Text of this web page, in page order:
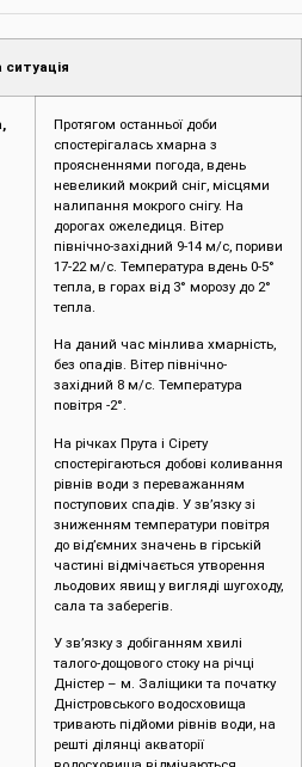
ситуація
Протягом останньої доби
спостерігалась хмарна з
проясненнями погода, вдень
невеликий мокрий сніг, місцями
налипання мокрого снігу. На
дорогах ожеледиця. Вітер
північно-західний 9-14 м/с, пориви
17-22 м/с. Температура вдень 0-5°
тепла, в горах від 3° морозу до 2°
тепла.
На даний час мінлива хмарність,
без опадів. Вітер північно-
західний 8 м/с. Температура
повітря -2°.
На річках Прута і Сірету
спостерігаються добові коливання
рівнів води з переважанням
поступових спадів. У зв’язку зі
зниженням температури повітря
до від’ємних значень в гірській
частині відмічається утворення
льодових явищ у вигляді шугоходу,
сала та заберегів.
У зв’язку з добіганням хвилі
талого-дощового стоку на річці
Дністер – м. Заліщики та початку
Дністровського водосховища
тривають підйоми рівнів води, на
решті ділянці акваторії